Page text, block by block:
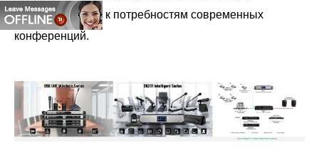
адаптированное к потребностям современных
конференций.